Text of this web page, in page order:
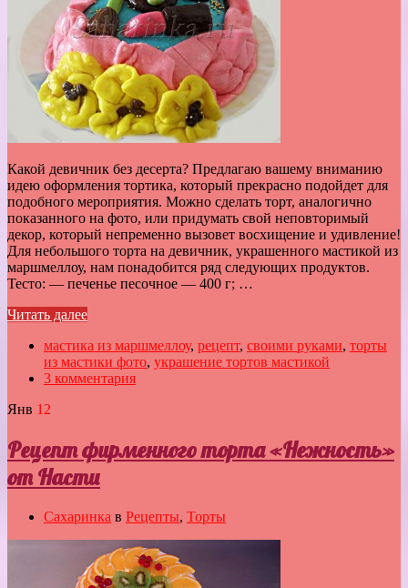
Какой девичник без десерта? Предлагаю вашему вниманию
идею оформления тортика, который прекрасно подойдет для
подобного мероприятия. Можно сделать торт, аналогично
показанного на фото, или придумать свой неповторимый
декор, который непременно вызовет восхищение и удивление!
Для небольшого торта на девичник, украшенного мастикой из
маршмеллоу, нам понадобится ряд следующих продуктов.
Тесто: — печенье песочное — 400 г; …
Читать далее
мастика из маршмеллоу, рецепт, своими руками, торты
из мастики фото, украшение тортов мастикой
3 комментария
Янв 12
Рецепт фирменного торта «Нежность»
от Насти
Сахаринка в Рецепты, Торты